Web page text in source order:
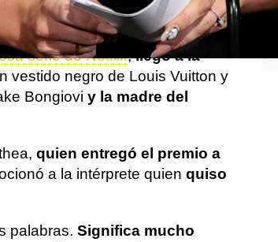
revelaba que
serie de Netflix,llegó a la
vestido negro de Louis Vuitton y
Bongiovi y la madre del
quien entregó el premio a
a la intérprete quien quiso
palabras. Significa mucho